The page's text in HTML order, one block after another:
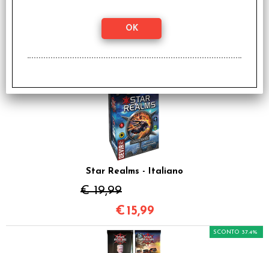
Star Realms - Italiano
€ 19,99
€ 15,99
SCONTO 37.4%